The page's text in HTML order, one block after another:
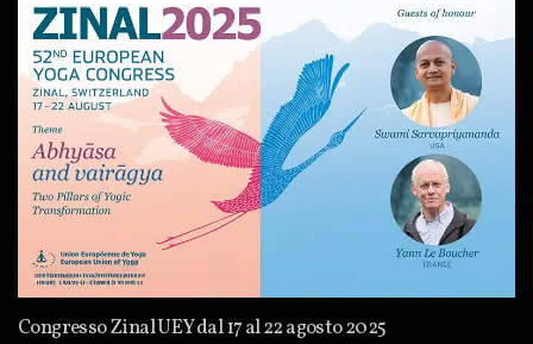
Congresso Zinal UEY dal 17 al 22 agosto 2025